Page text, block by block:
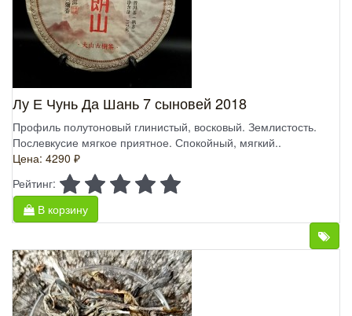
Лу Е Чунь Да Шань 7 сыновей 2018
Профиль полутоновый глинистый, восковый. Землистость.
Послевкусие мягкое приятное. Спокойный, мягкий..
Цена: 4290 ₽
Рейтинг:
В корзину